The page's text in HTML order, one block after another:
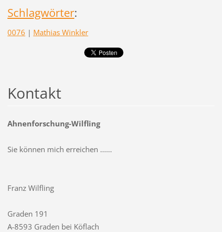
Schlagwörter:
0076 | Mathias Winkler
Kontakt
Ahnenforschung-Wilfling
Sie können mich erreichen ......
Franz Wilfling
Graden 191
A-8593 Graden bei Köflach